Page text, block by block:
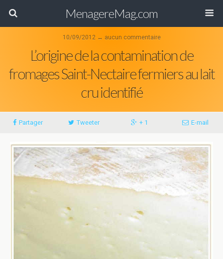
MenagereMag.com
10/09/2012 ↔ aucun commentaire
L’origine de la contamination de
fromages Saint-Nectaire fermiers au lait
cru identifié
Partager Tweeter + 1 E-mail